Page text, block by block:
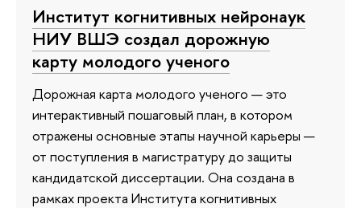
Институт когнитивных нейронаук
НИУ ВШЭ создал дорожную
карту молодого ученого
Дорожная карта молодого ученого — это
интерактивный пошаговый план, в котором
отражены основные этапы научной карьеры —
от поступления в магистратуру до защиты
кандидатской диссертации. Она создана в
рамках проекта Института когнитивных